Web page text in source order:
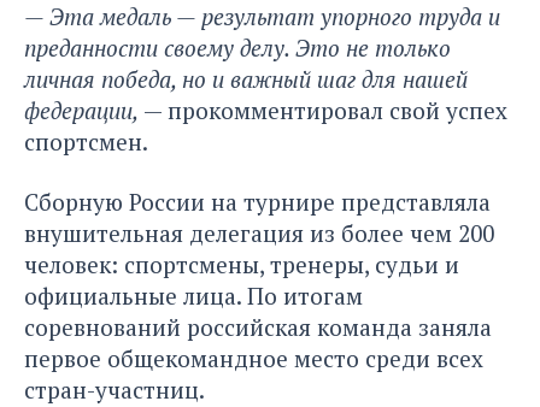
— Эта медаль — результат упорного труда и
преданности своему делу. Это не только
личная победа, но и важный шаг для нашей
федерации, — прокомментировал свой успех
спортсмен.
Сборную России на турнире представляла
внушительная делегация из более чем 200
человек: спортсмены, тренеры, судьи и
официальные лица. По итогам
соревнований российская команда заняла
первое общекомандное место среди всех
стран-участниц.